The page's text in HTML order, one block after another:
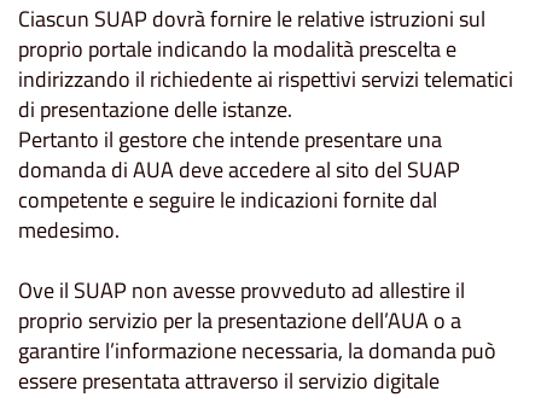
Ciascun SUAP dovrà fornire le relative istruzioni sul
proprio portale indicando la modalità prescelta e
indirizzando il richiedente ai rispettivi servizi telematici
di presentazione delle istanze.
Pertanto il gestore che intende presentare una
domanda di AUA deve accedere al sito del SUAP
competente e seguire le indicazioni fornite dal
medesimo.
Ove il SUAP non avesse provveduto ad allestire il
proprio servizio per la presentazione dell’AUA o a
garantire l’informazione necessaria, la domanda può
essere presentata attraverso il servizio digitale